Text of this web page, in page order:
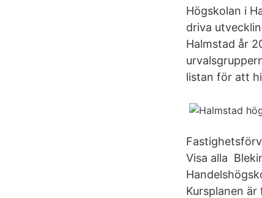
Högskolan i
driva
Halmstad år
listan för att
Visa alla
Kursplanen